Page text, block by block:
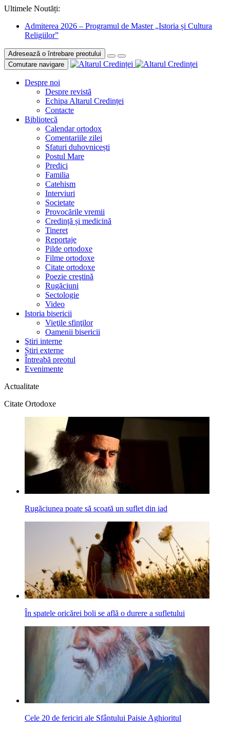
Ultimele Noutăți:
Admiterea 2026 – Programul de Master „Istoria și Cultura
Religiilor”
Adresează o întrebare preotului
Comutare navigare
Despre noi
Despre revistă
Echipa Altarul Credinței
Contacte
Bibliotecă
Calendar ortodox
Comentariile zilei
Sfaturi duhovnicești
Postul Mare
Predici
Familia
Catehism
Interviuri
Societate
Provocările vremii
Credință și medicină
Tineret
Reportaje
Pilde ortodoxe
Filme ortodoxe
Citate ortodoxe
Poezie creştină
Rugăciuni
Sectologie
Video
Istoria bisericii
Vieţile sfinţilor
Oamenii bisericii
Ştiri interne
Știri externe
Întreabă preotul
Evenimente
Actualitate
Citate Ortodoxe
Rugăciunea poate să scoată un suflet din iad
În spatele oricărei boli se află o durere a sufletului
Cele 20 de fericiri ale Sfântului Paisie Aghioritul